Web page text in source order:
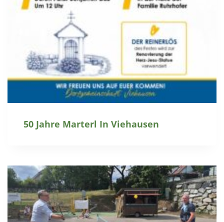
50 Jahre Marterl In Viehausen